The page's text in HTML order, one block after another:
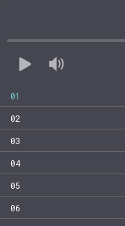
01
02
03
04
05
06